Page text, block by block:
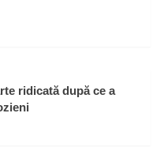
ridicată după ce a